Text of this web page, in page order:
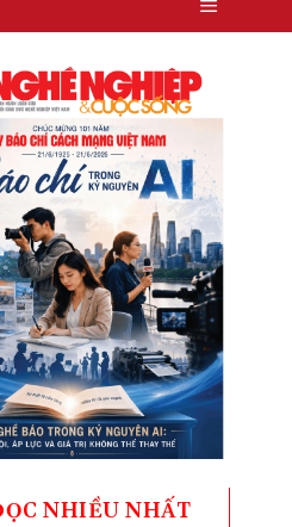
NHIỀU NHẤT